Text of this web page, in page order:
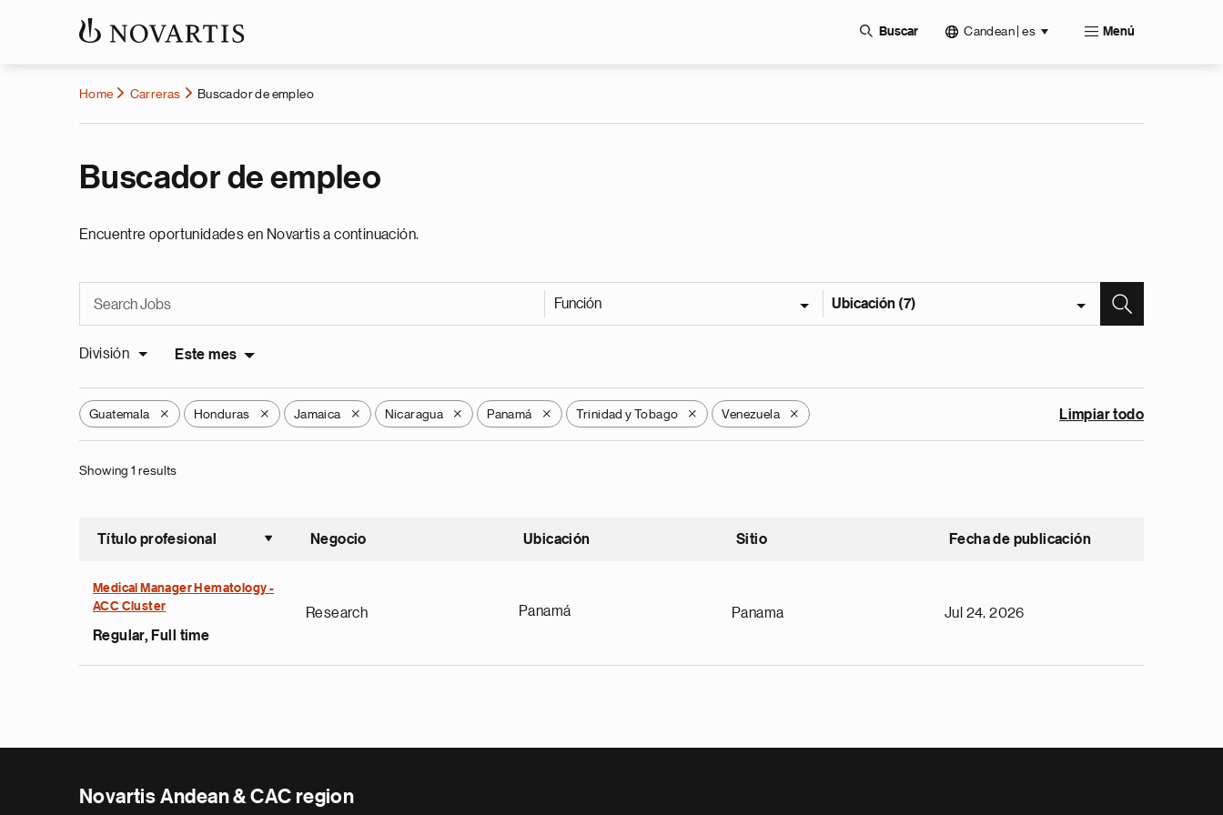
Buscar Candean | es Menú
Home Carreras Buscador de empleo
Buscador de empleo
Encuentre oportunidades en Novartis a continuación.
Función Ubicación (7)
División Este mes
Guatemala X Honduras X Jamaica X Nicaragua X Panamá X Trinidad y Tobago X Venezuela X Limpiar todo
Showing 1 results
Título profesional
Ordenar ascendente
Negocio Ubicación Sitio Fecha de publicación
Medical Manager Hematology -
ACC Cluster
Regular, Full time
Research Panamá Panama Jul 24, 2026
Novartis Andean & CAC region